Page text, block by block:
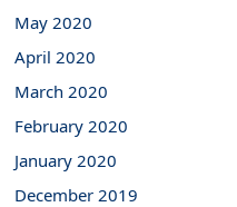
May 2020
April 2020
March 2020
February 2020
January 2020
December 2019